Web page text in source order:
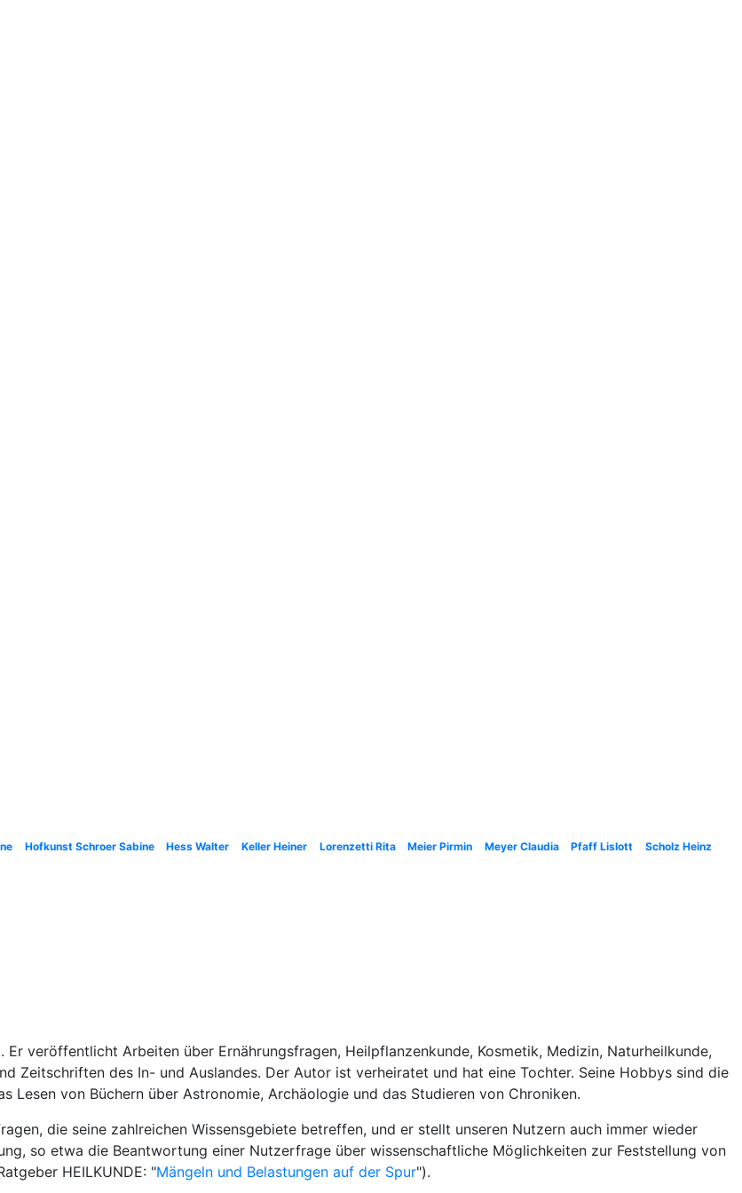
Hofkunst Schroer Sabine Hess Walter Keller Heiner Lorenzetti Rita Meier Pirmin Meyer Claudia Pfaff Lislott
Scholz Heinz
veröffentlicht Arbeiten über Ernährungsfragen, Heilpflanzenkunde, Kosmetik, Medizin, Naturheilkunde,
Zeitschriften des In- und Auslandes. Der Autor ist verheiratet und hat eine Tochter. Seine Hobbys sind die
Lesen von Büchern über Astronomie, Archäologie und das Studieren von Chroniken.
die seine zahlreichen Wissensgebiete betreffen, und er stellt unseren Nutzern auch immer wieder
so etwa die Beantwortung einer Nutzerfrage über wissenschaftliche Möglichkeiten zur Feststellung von
HEILKUNDE: "Mängeln und Belastungen auf der Spur").